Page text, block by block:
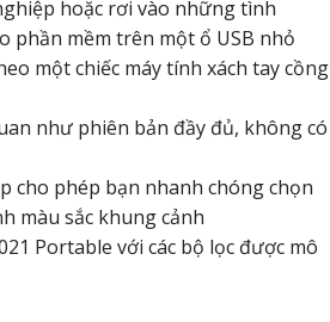
hoặc rơi vào những tình
phần mềm trên một ổ USB nhỏ
một chiếc máy tính xách tay cồng
như phiên bản đầy đủ, không có
cho phép bạn nhanh chóng chọn
màu sắc khung cảnh
Portable với các bộ lọc được mô